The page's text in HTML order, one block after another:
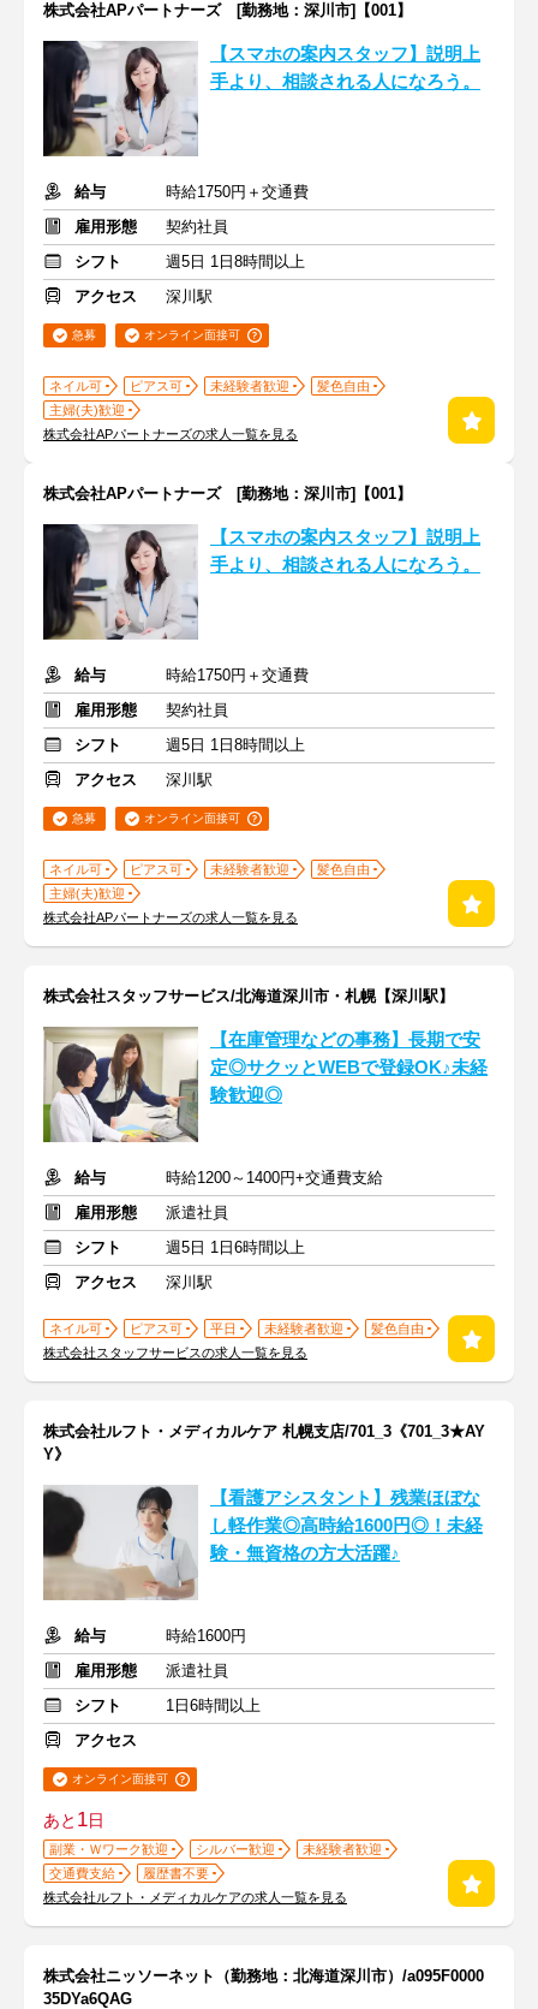
株式会社APパートナーズ [勤務地：深川市]【001】
【スマホの案内スタッフ】説明上
手より、相談される人になろう。
給与
時給1750円＋交通費
雇用形態
契約社員
シフト
週5日 1日8時間以上
アクセス
深川駅
急募 オンライン面接可
ネイル可 ピアス可 未経験者歓迎
髪色自由
主婦(夫)歓迎
株式会社APパートナーズの求人一覧を見る
株式会社APパートナーズ [勤務地：深川市]【001】
【スマホの案内スタッフ】説明上
手より、相談される人になろう。
給与
時給1750円＋交通費
雇用形態
契約社員
シフト
週5日 1日8時間以上
アクセス
深川駅
急募 オンライン面接可
ネイル可 ピアス可 未経験者歓迎
髪色自由
主婦(夫)歓迎
株式会社APパートナーズの求人一覧を見る
株式会社スタッフサービス/北海道深川市・札幌【深川駅】
【在庫管理などの事務】長期で安
定◎サクッとWEBで登録OK♪未経
験歓迎◎
給与
時給1200～1400円+交通費支給
雇用形態
派遣社員
シフト
週5日 1日6時間以上
アクセス
深川駅
ネイル可 ピアス可 平日 未経験者歓迎
髪色自由
株式会社スタッフサービスの求人一覧を見る
株式会社ルフト・メディカルケア 札幌支店/701_3《701_3★AY
Y》
【看護アシスタント】残業ほぼな
し軽作業◎高時給1600円◎！未経
験・無資格の方大活躍♪
給与
時給1600円
雇用形態
派遣社員
シフト
1日6時間以上
アクセス
オンライン面接可
あと 1日
副業・Ｗワーク歓迎 シルバー歓迎
未経験者歓迎
交通費支給
履歴書不要
株式会社ルフト・メディカルケアの求人一覧を見る
株式会社ニッソーネット（勤務地：北海道深川市）/a095F0000
35DYa6QAG